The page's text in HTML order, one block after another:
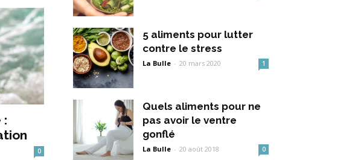
:
0
5 aliments pour lutter
contre le stress
La Bulle - 20 mars 2020 1
Quels aliments pour ne
pas avoir le ventre
gonflé
La Bulle - 20 août 2018 0